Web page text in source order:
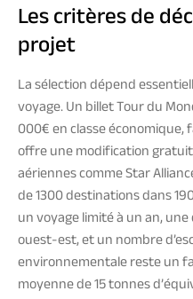
Les critères de
projet
La sélection dépend
voyage. Un billet Tour du
000€ en classe
offre une modification
aériennes comme Star
de 1300 destinations dans
un voyage limité à un an,
ouest-est, et un nombre
environnementale reste un
moyenne de 15 tonnes